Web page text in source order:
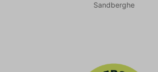
Sandberghe